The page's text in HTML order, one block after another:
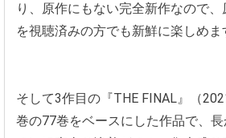
り、原作にもない完全新作なので
を視聴済みの方でも新鮮に楽しめま
そして3作目の『THE FINAL』（
巻の77巻をベースにした作品で、